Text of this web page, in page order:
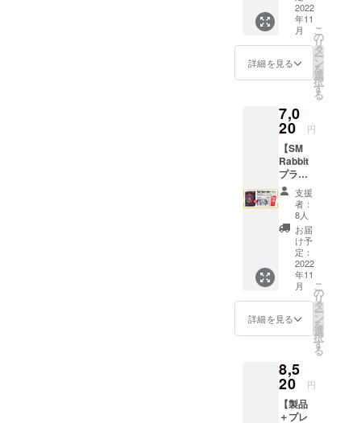
ターン-
ボディ/
ホワイ
（White
）＋デ
ラック
Bパ
ターン-
ボディ/
グレー
（Pepp
er）＋
デザイ
ン部/ブ
ラック
ディ：
コン
フォー
トカ
ガーメ
ントダ
ツ 印
刷：シ
ルクス
クリー
ン（表1
の山札
をセッ
トでき
るスタ
ンドに
できる
カード
サイズ
はミニ
ユーロ
サイズ
（44×6
8mm）
とな
り、同
サイズ
であれ
ば他の
ゲーム
のカー
使用す
ること
「アク
リル製
のぞき
コマ」
です。
「プレ
イマッ
ト」 高
品質な
トにな
りま
す。
カード
枠が印
刷され
たマッ
トと
なって
おり、
遊びや
すさが
アップ
しま
す。
ロリー
タTシャ
ツ（1
枚）
【金
額】 プ
ラン
+送料
520円
（レ
ター
パック
ライ
ト）
【詳
細】
「製
品」 悪
魔とロ
リータ
の基本
セット
です。
「悪魔
リータT
ツ」 イ
ラト
レー
ター
「シ
2022
年11
月
詳細を見る
こ
の
リ
タ
ー
ン
を
選
択
す
る
7,0
20 円
【SM
Rabbit
プラ
ン】 ★
製品（1
セッ
ト） ・
スー
パーア
ンダー
グラウ
ンドア
イドル
（1セッ
ト）
【金
ラン
6,500円
+送料
520円
（レ
支援
者：
8人
お届
け予
定：
2022
年11
月
詳細を見る
こ
の
リ
タ
ー
ン
を
選
択
す
る
8,5
20 円
【製品
＋プレ